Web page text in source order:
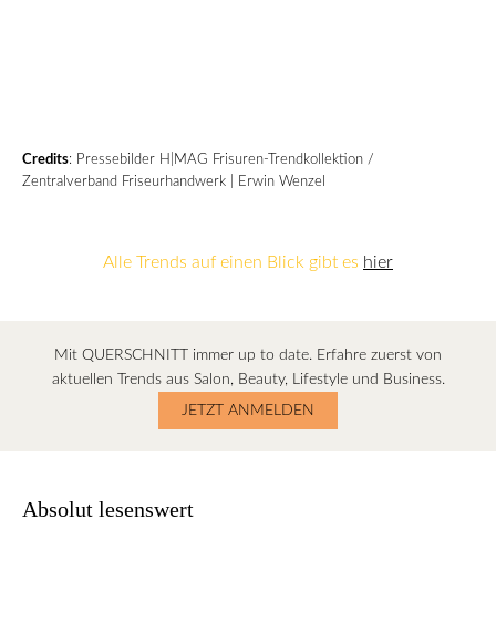
Credits: Pressebilder H|MAG Frisuren-Trendkollektion /
Zentralverband Friseurhandwerk | Erwin Wenzel
Alle Trends auf einen Blick gibt es hier
Mit QUERSCHNITT immer up to date. Erfahre zuerst von
aktuellen Trends aus Salon, Beauty, Lifestyle und Business.
JETZT ANMELDEN
Absolut lesenswert